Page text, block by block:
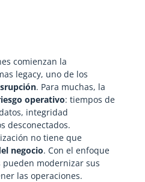
comienzan la
legacy, uno de los
. Para muchas, la
operativo: tiempos de
integridad
desconectados.
no tiene que
negocio. Con el enfoque
pueden modernizar sus
las operaciones.